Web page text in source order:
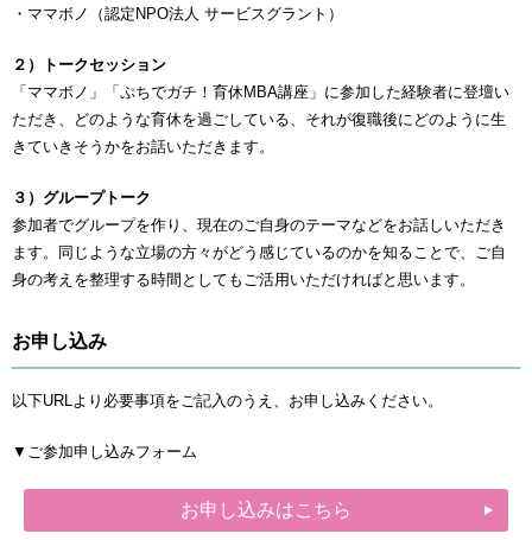
・ママボノ（認定NPO法人 サービスグラント）
２）トークセッション
「ママボノ」「ぷちでガチ！育休MBA講座」に参加した経験者に登壇い
ただき、どのような育休を過ごしている、それが復職後にどのように生
きていきそうかをお話いただきます。
３）グループトーク
参加者でグループを作り、現在のご自身のテーマなどをお話しいただき
ます。同じような立場の方々がどう感じているのかを知ることで、ご自
身の考えを整理する時間としてもご活用いただければと思います。
お申し込み
以下URLより必要事項をご記入のうえ、お申し込みください。
▼ご参加申し込みフォーム
お申し込みはこちら